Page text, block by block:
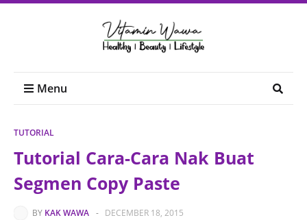
Menu
TUTORIAL
Tutorial Cara-Cara Nak Buat
Segmen Copy Paste
BY KAK WAWA - DECEMBER 18, 2015